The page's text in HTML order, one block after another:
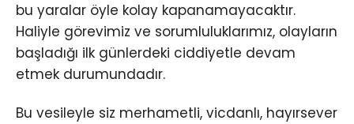
bu yaralar öyle kolay kapanamayacaktır.
Haliyle görevimiz ve sorumluluklarımız, olayların
başladığı ilk günlerdeki ciddiyetle devam
etmek durumundadır.
Bu vesileyle siz merhametli, vicdanlı, hayırsever